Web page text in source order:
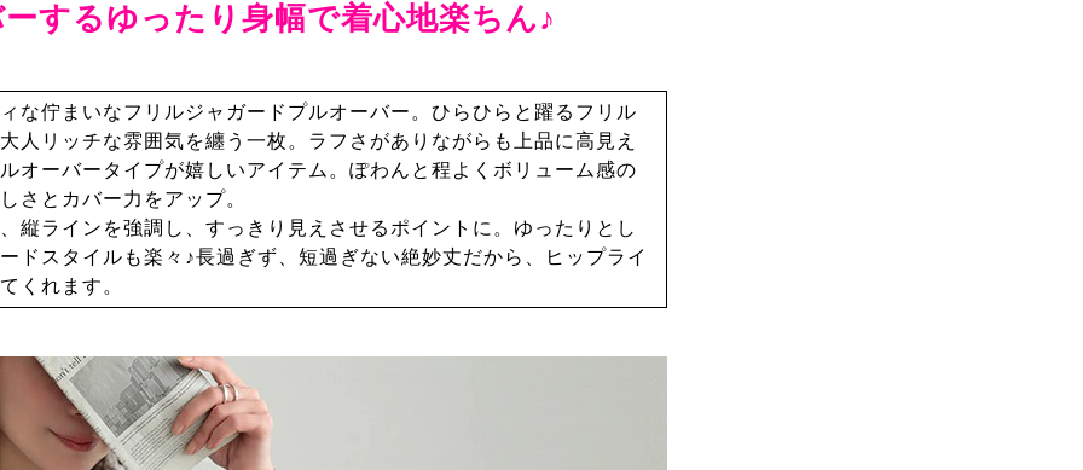
するゆったり身幅で着心地楽ちん♪
な佇まいなフリルジャガードプルオーバー。ひらひらと躍るフリル
人リッチな雰囲気を纏う一枚。ラフさがありながらも上品に高見え
オーバータイプが嬉しいアイテム。ぽわんと程よくボリューム感の
さとカバー力をアップ。
縦ラインを強調し、すっきり見えさせるポイントに。ゆったりとし
ドスタイルも楽々♪長過ぎず、短過ぎない絶妙丈だから、ヒップライ
くれます。